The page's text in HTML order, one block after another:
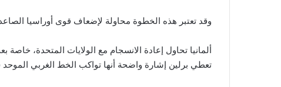
وقد تعتبر هذه الخطوة محاولة لإضعاف قوى أوراسيا
ألمانيا تحاول إعادة الانسجام مع الولايات المتحدة،
تعطي برلين إشارة واضحة أنها تواكب الخط الغربي